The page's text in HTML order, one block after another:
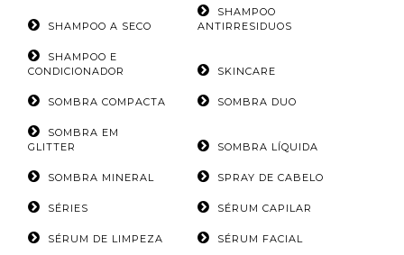
SHAMPOO A SECO
SHAMPOO
ANTIRRESIDUOS
SHAMPOO E
CONDICIONADOR
SKINCARE
SOMBRA COMPACTA SOMBRA DUO
SOMBRA EM
GLITTER
SOMBRA LÍQUIDA
SOMBRA MINERAL SPRAY DE CABELO
SÉRIES SÉRUM CAPILAR
SÉRUM DE LIMPEZA SÉRUM FACIAL